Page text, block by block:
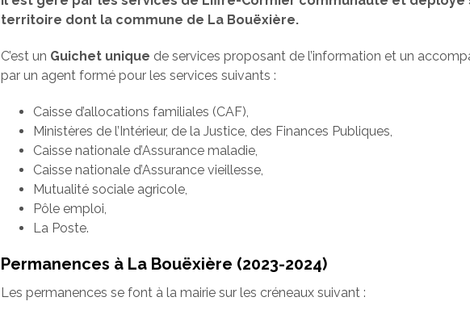
territoire dont la commune de La Bouëxière.
C’est un Guichet unique de services proposant de l’information et un
par un agent formé pour les services suivants :
Caisse d’allocations familiales (CAF),
Ministères de l’Intérieur, de la Justice, des Finances Publiques,
Caisse nationale d’Assurance maladie,
Caisse nationale d’Assurance vieillesse,
Mutualité sociale agricole,
Pôle emploi,
La Poste.
Permanences à La Bouëxière (2023-2024)
Les permanences se font à la mairie sur les créneaux suivant :